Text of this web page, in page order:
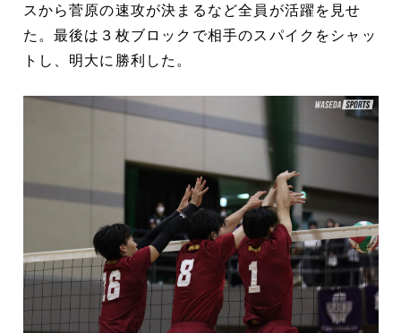
スから菅原の速攻が決まるなど全員が活躍を見せ
た。最後は３枚ブロックで相手のスパイクをシャッ
トし、明大に勝利した。